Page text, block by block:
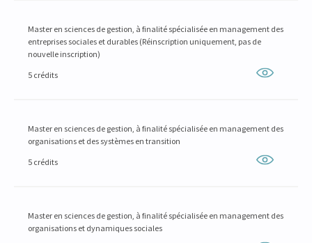
Master en sciences de gestion, à finalité spécialisée en management des
entreprises sociales et durables (Réinscription uniquement, pas de
nouvelle inscription)
5 crédits
Master en sciences de gestion, à finalité spécialisée en management des
organisations et des systèmes en transition
5 crédits
Master en sciences de gestion, à finalité spécialisée en management des
organisations et dynamiques sociales